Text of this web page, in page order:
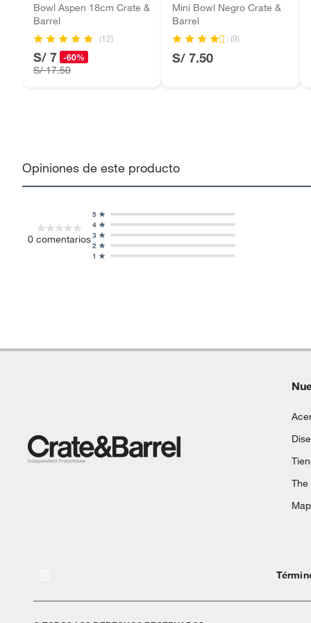
Bowl Aspen 18cm Crate &
Barrel
(12)
S/ 7 -60%
S/ 17.50
Mini Bowl Negro Crate &
Barrel
(9)
S/ 7.50
Opiniones de este producto
0 comentarios
1
2
3
4
5
The